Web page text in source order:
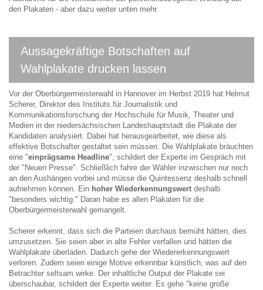
den Plakaten - aber dazu weiter unten mehr.
Aussagekräftige Botschaften auf
Wahlplakate drucken lassen
Vor der Oberbürgermeisterwahl in Hannover im Herbst 2019 hat Helmut
Scherer, Direktor des Instituts für Journalistik und
Kommunikationsforschung der Hochschule für Musik, Theater und
Medien in der niedersächsischen Landeshauptstadt die Plakate der
Kandidaten analysiert. Dabei hat herausgearbeitet, wie diese als
effektive Botschafter gestaltet sein müssen. Die Wahlplakate bräuchten
eine "einprägsame Headline", schildert der Experte im Gespräch mit
der "Neuen Presse". Schließlich fahre der Wähler inzwischen nur noch
an den Aushängen vorbei und müsse die Quintessenz deshalb schnell
aufnehmen können. Ein hoher Wiederkennungswert deshalb
"besonders wichtig." Daran habe es allen Plakaten für die
Oberbürgermeisterwahl gemangelt.
Scherer erkennt, dass sich die Parteien durchaus bemüht hätten, dies
umzusetzen. Sie seien aber in alte Fehler verfallen und hätten die
Wahlplakate überladen. Dadurch gehe der Wiedererkennungswert
verloren. Zudem seien einige Motive erkennbar künstlich, was auf den
Betrachter seltsam wirke. Der inhaltliche Output der Plakate sei
überschaubar, schildert der Experte weiter. Es gehe "keine große